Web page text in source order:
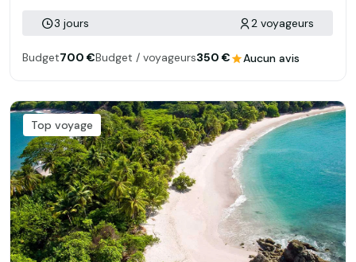
3 jours 2 voyageurs
Budget700 €Budget / voyageurs350 € Aucun avis
Top voyage